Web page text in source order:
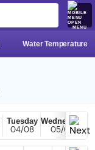
MENU
Water Temperature
Tuesday
04/08
Wednesday
05/08